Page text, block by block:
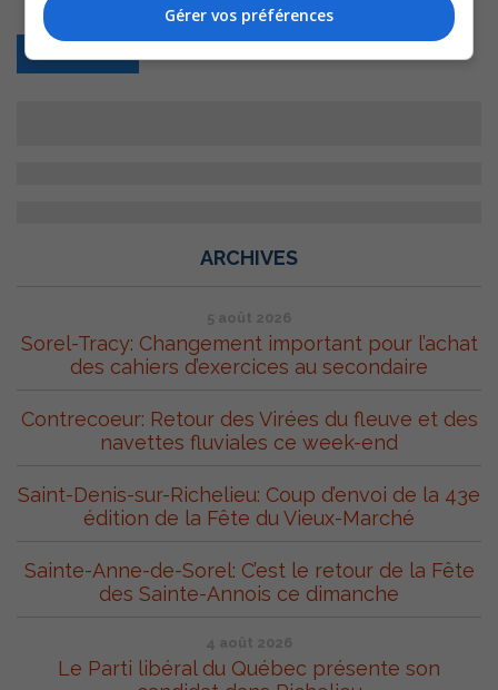
Retour
ARCHIVES
5 août 2026
Sorel-Tracy: Changement important pour l’achat
des cahiers d’exercices au secondaire
Contrecoeur: Retour des Virées du fleuve et des
navettes fluviales ce week-end
Saint-Denis-sur-Richelieu: Coup d’envoi de la 43e
édition de la Fête du Vieux-Marché
Sainte-Anne-de-Sorel: C’est le retour de la Fête
des Sainte-Annois ce dimanche
4 août 2026
Le Parti libéral du Québec présente son
Gérer vos préférences